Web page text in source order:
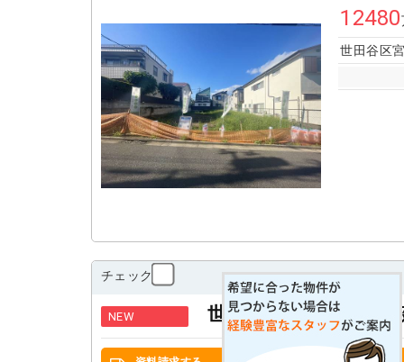
12480
世田谷区
チェック
NEW 世田谷区宮坂３丁目